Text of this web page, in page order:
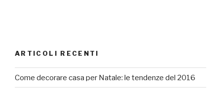
ARTICOLI RECENTI
Come decorare casa per Natale: le tendenze del 2016